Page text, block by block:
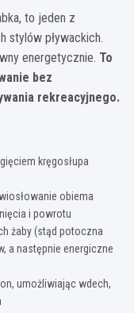
to jeden z
stylów pływackich.
energetycznie. To
bez
rekreacyjnego.
kręgosłupa
obiema
i powrotu
żaby (stąd potoczna
a następnie energiczne
umożliwiając wdech,